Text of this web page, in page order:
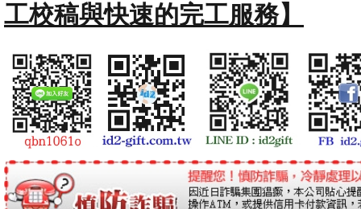
工校稿與快速的完工服務】